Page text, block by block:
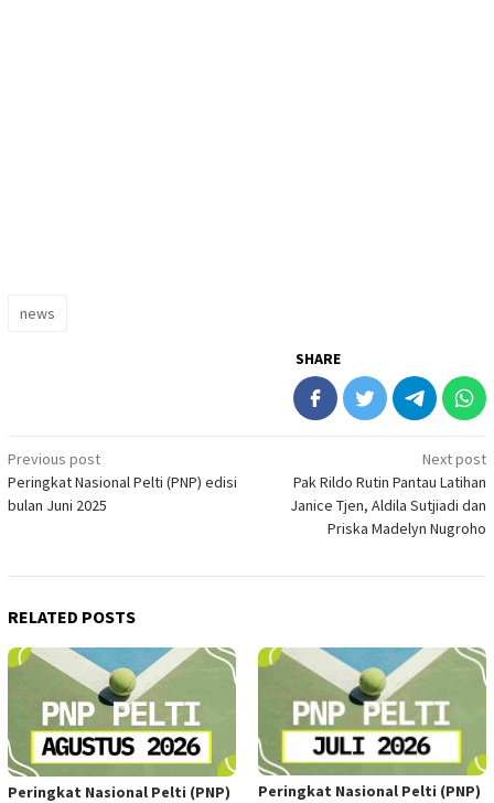
news
SHARE
Post
navigation
Previous post
Peringkat Nasional Pelti (PNP) edisi
bulan Juni 2025
Next post
Pak Rildo Rutin Pantau Latihan
Janice Tjen, Aldila Sutjiadi dan
Priska Madelyn Nugroho
RELATED POSTS
Peringkat Nasional Pelti (PNP)
Peringkat Nasional Pelti (PNP)